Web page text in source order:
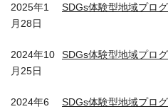
2025年1
月28日
SDGs体験型地域プロ
2024年10
月25日
SDGs体験型地域プロ
2024年6
SDGs体験型地域プロ